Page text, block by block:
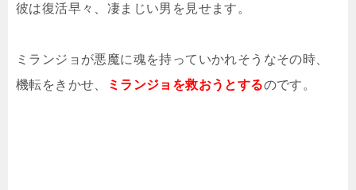
彼は復活早々、凄まじい男を見せます。
ミランジョが悪魔に魂を持っていかれそうなその時、
機転をきかせ、
ミランジョを救おうとするのです。